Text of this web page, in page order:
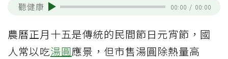
聽健康 00:00 / 00:00
農曆正月十五是傳統的民間節日元宵節，國
人常以吃湯圓應景，但市售湯圓除熱量高